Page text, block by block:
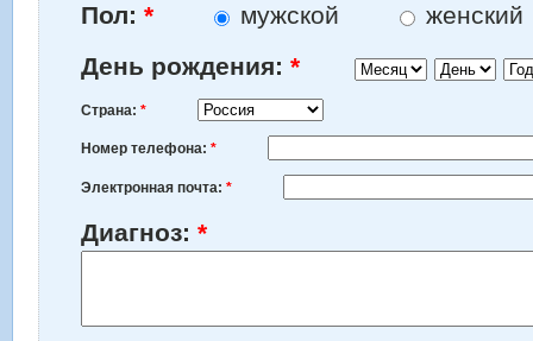
Пол: * мужской
женский
День рождения: * Месяц День Год
Страна: *
Номер телефона: *
Электронная почта: *
Диагноз: *